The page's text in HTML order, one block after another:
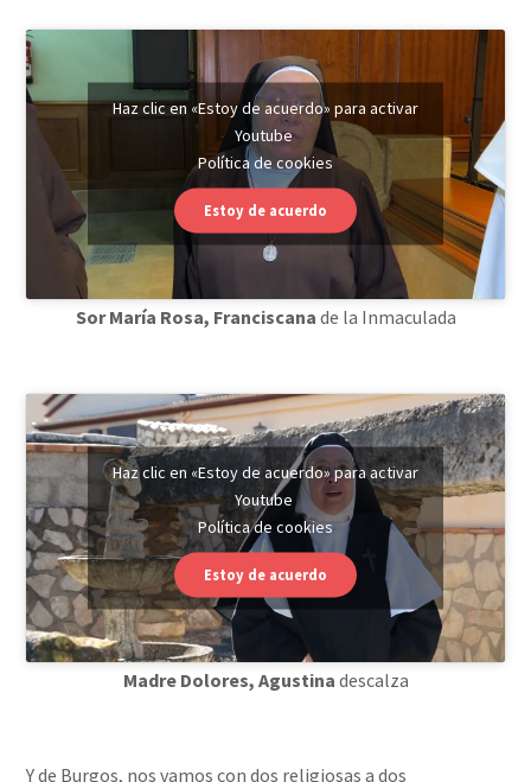
Haz clic en «Estoy de acuerdo» para activar
Youtube
Política de cookies
Estoy de acuerdo
Sor María Rosa, Franciscana de la Inmaculada
Haz clic en «Estoy de acuerdo» para activar
Youtube
Política de cookies
Estoy de acuerdo
Madre Dolores, Agustina descalza
Y de Burgos, nos vamos con dos religiosas a dos